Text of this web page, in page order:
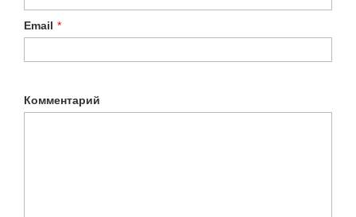
Email *
Комментарий